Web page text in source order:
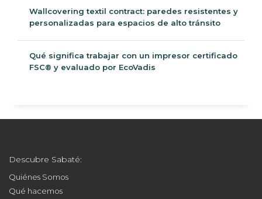
Wallcovering textil contract: paredes resistentes y
personalizadas para espacios de alto tránsito
Qué significa trabajar con un impresor certificado
FSC® y evaluado por EcoVadis
Descubre Sabaté:
Quiénes Somos
Qué hacemos